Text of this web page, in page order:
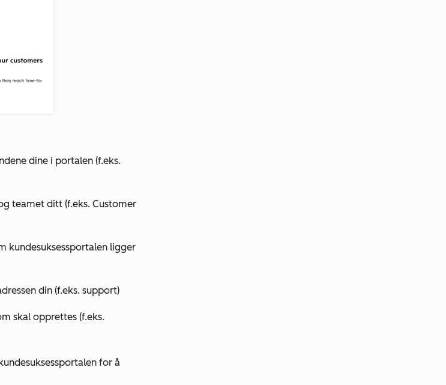
dine i portalen (f.eks.
teamet ditt (f.eks. Customer
kundesuksessportalen ligger
din (f.eks. support)
skal opprettes (f.eks.
for å